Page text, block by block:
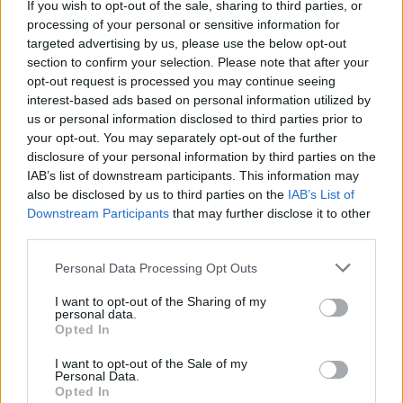
If you wish to opt-out of the sale, sharing to third parties, or
processing of your personal or sensitive information for
targeted advertising by us, please use the below opt-out
section to confirm your selection. Please note that after your
opt-out request is processed you may continue seeing
interest-based ads based on personal information utilized by
us or personal information disclosed to third parties prior to
your opt-out. You may separately opt-out of the further
disclosure of your personal information by third parties on the
IAB’s list of downstream participants. This information may
also be disclosed by us to third parties on the IAB’s List of
Downstream Participants that may further disclose it to other
Please note that this website/app uses one or more Google
not limited to your visit or usage behaviour. You may click to
grant or deny consent to Google and its third-party tags to
use your data for below specified purposes in below Google
consent section.
Personal Data Processing Opt Outs
I want to opt-out of the Sharing of my
personal data.
Opted In
I want to opt-out of the Sale of my
Personal Data.
Opted In
Meteo Olbia 7 agosto, sole e caldo tornano
protagonisti
Test tunnel Olbia: rampe chiuse ancora fino a
fine agosto
Aggius conquista la classifica delle mete più